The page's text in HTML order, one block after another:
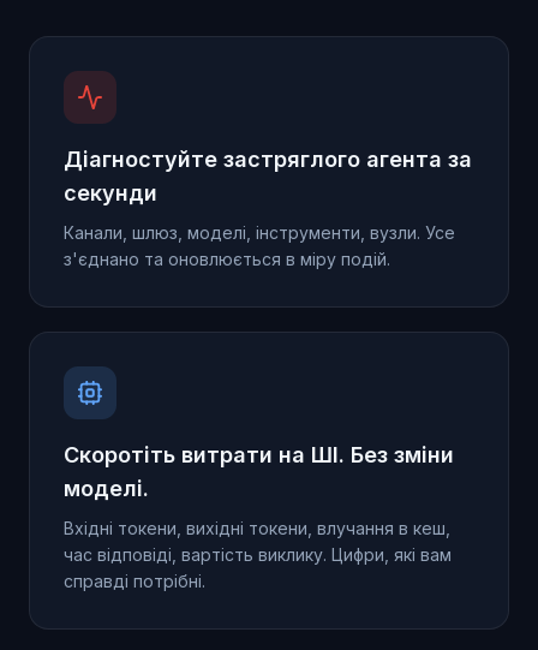
Діагностуйте застряглого агента за
секунди
Канали, шлюз, моделі, інструменти, вузли. Усе
з'єднано та оновлюється в міру подій.
Скоротіть витрати на ШІ. Без зміни
моделі.
Вхідні токени, вихідні токени, влучання в кеш,
час відповіді, вартість виклику. Цифри, які вам
справді потрібні.